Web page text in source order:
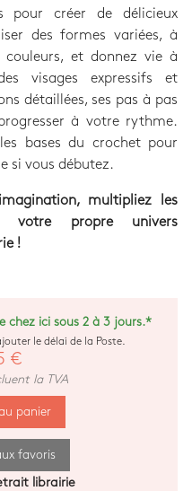
pour créer de délicieux
des formes variées, à
et donnez vie à
visages expressifs et
détaillées, ses pas à pas
à votre rythme.
bases du crochet pour
si vous débutez.
multipliez les
votre propre univers
!
chez ici sous 2 à 3 jours.*
le délai de la Poste.
€
la TVA
panier
favoris
librairie